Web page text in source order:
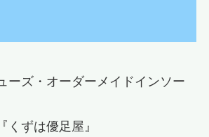
ーズ・オーダーメイドインソー
くずは優足屋』